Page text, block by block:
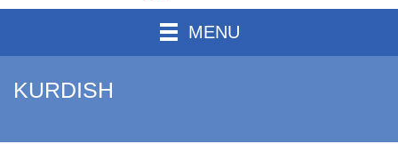
Toggle Navigation
MENU
KURDISH